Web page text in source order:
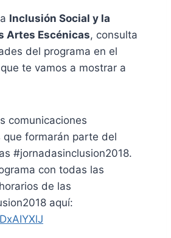
Inclusión Social y la
Artes Escénicas, consulta
del programa en el
te vamos a mostrar a
comunicaciones
que formarán parte del
#jornadasinclusion2018.
con todas las
de las
aquí: